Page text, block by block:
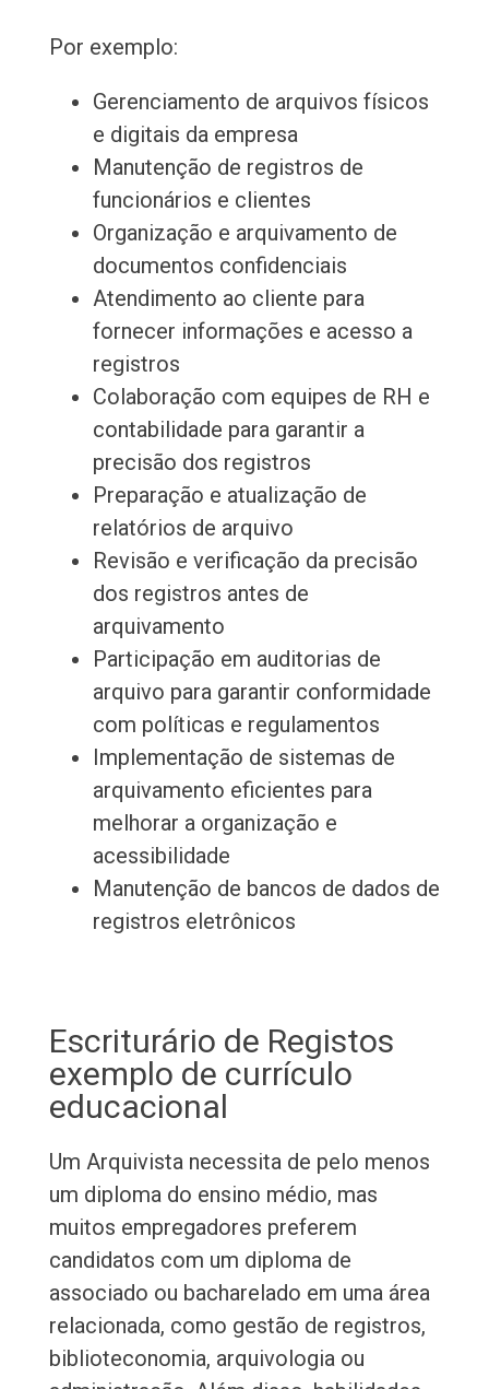
Por exemplo:
Gerenciamento de arquivos físicos
e digitais da empresa
Manutenção de registros de
funcionários e clientes
Organização e arquivamento de
documentos confidenciais
Atendimento ao cliente para
fornecer informações e acesso a
registros
Colaboração com equipes de RH e
contabilidade para garantir a
precisão dos registros
Preparação e atualização de
relatórios de arquivo
Revisão e verificação da precisão
dos registros antes de
arquivamento
Participação em auditorias de
arquivo para garantir conformidade
com políticas e regulamentos
Implementação de sistemas de
arquivamento eficientes para
melhorar a organização e
acessibilidade
Manutenção de bancos de dados de
registros eletrônicos
Escriturário de Registos
exemplo de currículo
educacional
Um Arquivista necessita de pelo menos
um diploma do ensino médio, mas
muitos empregadores preferem
candidatos com um diploma de
associado ou bacharelado em uma área
relacionada, como gestão de registros,
biblioteconomia, arquivologia ou